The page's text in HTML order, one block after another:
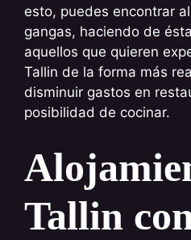
esto, puedes encontrar
gangas, haciendo de
aquellos que quieren
Tallin de la forma más
disminuir gastos en
posibilidad de cocinar.
Tallin